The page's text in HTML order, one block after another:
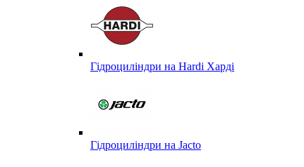
Гідроциліндри на Hardi Харді
Гідроциліндри на Jacto